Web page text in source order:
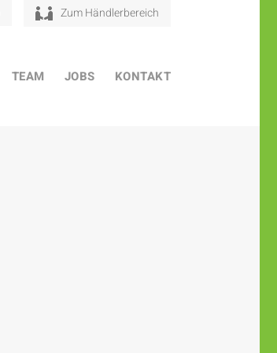
Zum Händlerbereich
TEAM JOBS KONTAKT